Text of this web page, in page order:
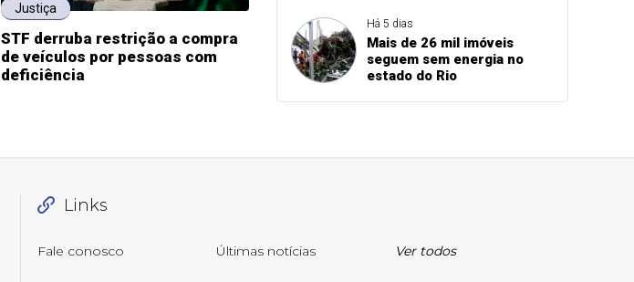
Justiça
STF derruba restrição a compra
de veículos por pessoas com
deficiência
Há 5 dias
Mais de 26 mil imóveis
seguem sem energia no
estado do Rio
Links
Fale conosco Últimas notícias Ver todos